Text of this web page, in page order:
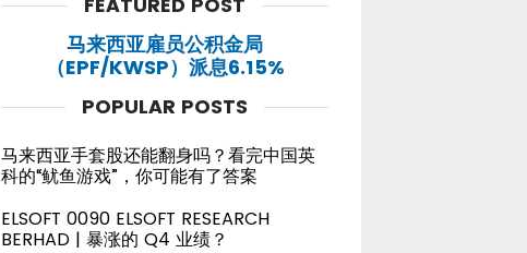
马来西亚雇员公积金局
（EPF/KWSP）派息6.15%
POPULAR POSTS
马来西亚手套股还能翻身吗？看完中国英
科的“鱿鱼游戏”，你可能有了答案
ELSOFT 0090 ELSOFT RESEARCH
BERHAD | 暴涨的 Q4 业绩？